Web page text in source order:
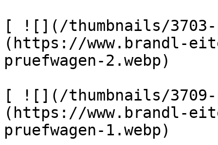
[ ![](/thumbnails/3703-
(https://www.brandl-
pruefwagen-2.webp)
[ ![](/thumbnails/3709-
(https://www.brandl-
pruefwagen-1.webp)